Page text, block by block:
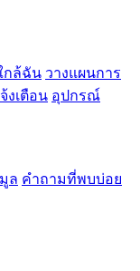
กล้ฉัน วางแผนการ
งเตือน อุปกรณ์
ล คำถามที่พบบ่อย